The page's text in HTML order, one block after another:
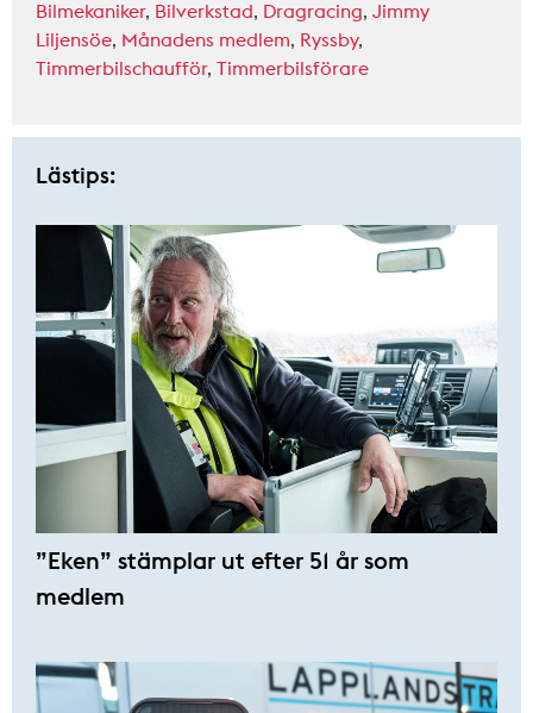
Bilmekaniker, Bilverkstad, Dragracing, Jimmy
Liljensöe, Månadens medlem, Ryssby,
Timmerbilschaufför, Timmerbilsförare
Lästips:
”Eken” stämplar ut efter 51 år som
medlem